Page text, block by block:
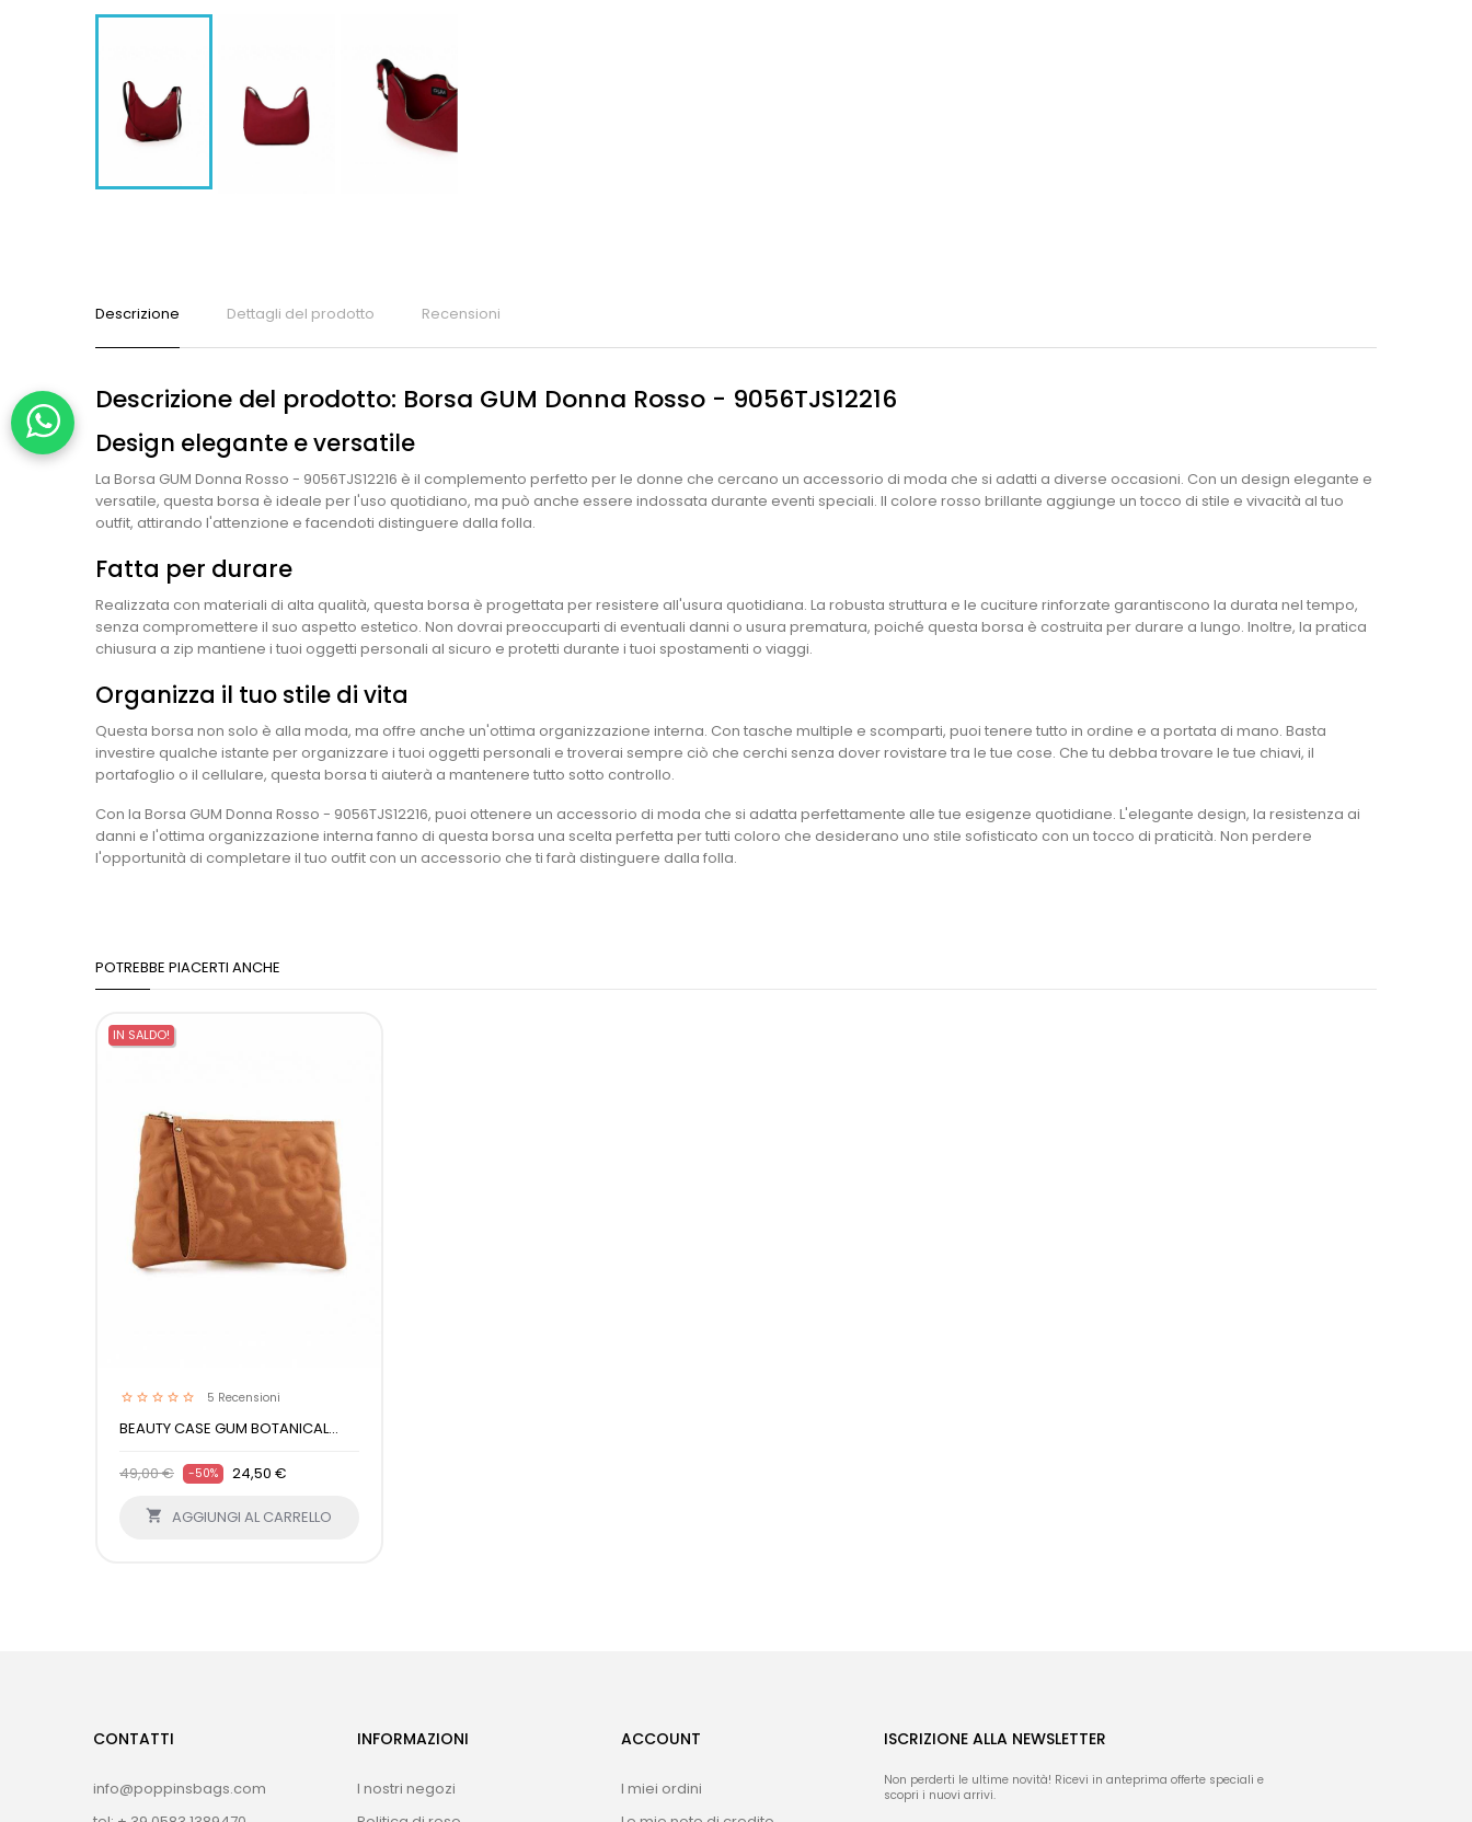
Descrizione Dettagli del prodotto Recensioni
Descrizione del prodotto: Borsa GUM Donna Rosso - 9056TJS12216
Design elegante e versatile
La Borsa GUM Donna Rosso - 9056TJS12216 è il complemento perfetto per le donne che cercano un accessorio di moda che si adatti a diverse occasioni. Con un design elegante e
versatile, questa borsa è ideale per l'uso quotidiano, ma può anche essere indossata durante eventi speciali. Il colore rosso brillante aggiunge un tocco di stile e vivacità al tuo
outfit, attirando l'attenzione e facendoti distinguere dalla folla.
Fatta per durare
Realizzata con materiali di alta qualità, questa borsa è progettata per resistere all'usura quotidiana. La robusta struttura e le cuciture rinforzate garantiscono la durata nel tempo,
senza compromettere il suo aspetto estetico. Non dovrai preoccuparti di eventuali danni o usura prematura, poiché questa borsa è costruita per durare a lungo. Inoltre, la pratica
chiusura a zip mantiene i tuoi oggetti personali al sicuro e protetti durante i tuoi spostamenti o viaggi.
Organizza il tuo stile di vita
Questa borsa non solo è alla moda, ma offre anche un'ottima organizzazione interna. Con tasche multiple e scomparti, puoi tenere tutto in ordine e a portata di mano. Basta
investire qualche istante per organizzare i tuoi oggetti personali e troverai sempre ciò che cerchi senza dover rovistare tra le tue cose. Che tu debba trovare le tue chiavi, il
portafoglio o il cellulare, questa borsa ti aiuterà a mantenere tutto sotto controllo.
Con la Borsa GUM Donna Rosso - 9056TJS12216, puoi ottenere un accessorio di moda che si adatta perfettamente alle tue esigenze quotidiane. L'elegante design, la resistenza ai
danni e l'ottima organizzazione interna fanno di questa borsa una scelta perfetta per tutti coloro che desiderano uno stile sofisticato con un tocco di praticità. Non perdere
l'opportunità di completare il tuo outfit con un accessorio che ti farà distinguere dalla folla.
POTREBBE PIACERTI ANCHE
IN SALDO!
5 Recensioni
BEAUTY CASE GUM BOTANICAL...
49,00 € -50% 24,50 €
 AGGIUNGI AL CARRELLO
CONTATTI
info@poppinsbags.com
INFORMAZIONI
I nostri negozi
ACCOUNT
I miei ordini
ISCRIZIONE ALLA NEWSLETTER
Non perderti le ultime novità! Ricevi in anteprima offerte speciali e
scopri i nuovi arrivi.